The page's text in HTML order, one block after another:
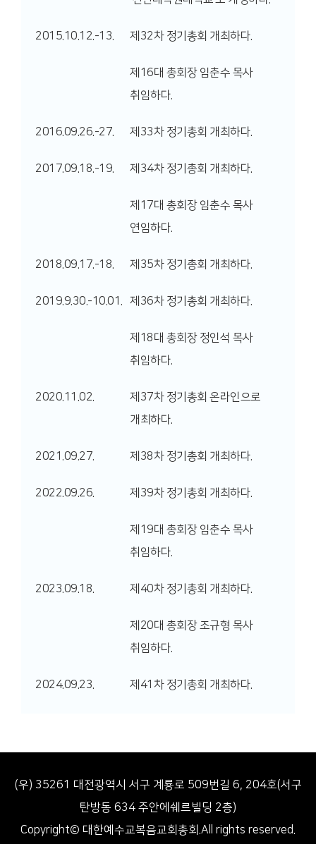
2015.10.12.-13. 제32차 정기총회 개최하다.
제16대 총회장 임춘수 목사
취임하다.
2016.09.26.-27. 제33차 정기총회 개최하다.
2017.09.18.-19. 제34차 정기총회 개최하다.
제17대 총회장 임춘수 목사
연임하다.
2018.09.17.-18. 제35차 정기총회 개최하다.
2019.9.30.-10.01. 제36차 정기총회 개최하다.
제18대 총회장 정인석 목사
취임하다.
2020.11.02.
제37차 정기총회 온라인으로
개최하다.
2021.09.27. 제38차 정기총회 개최하다.
2022.09.26. 제39차 정기총회 개최하다.
제19대 총회장 임춘수 목사
취임하다.
2023.09.18. 제40차 정기총회 개최하다.
제20대 총회장 조규형 목사
취임하다.
2024.09.23. 제41차 정기총회 개최하다.
(우) 35261 대전광역시 서구 계룡로 509번길 6, 204호(서구
탄방동 634 주안에쉐르빌딩 2층)
Copyright© 대한예수교복음교회총회.All rights reserved.